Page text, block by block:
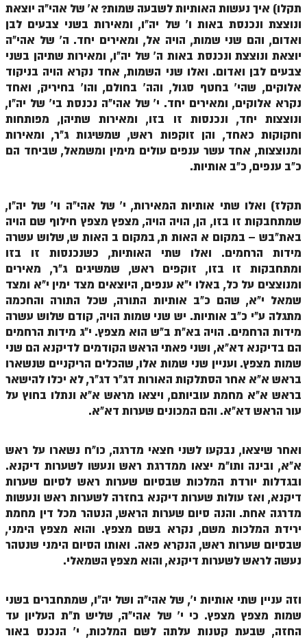
זוהר נשא למתקדמים
זוהר בהעלותך למתקדמים
זוהר שלח לך למתחילים
זוהר שלח לך למתקדמים
זוהר קורח למתחילים
זוהר קורח למתקדמים
חוקת מתקדמים
זוהר בלק למתחילים
זוהר פנחס למתחילים
זוהר פנחס למתקדמים
ספר הזוהר – דברים
זוהר ואתחנן למתחילים
זוהר ואתחנן למתקדמים
זוהר עקב מתחילים
זהר שופטים מתחילים
זהר שופטים מתקדמים
זוהר כי תצא מתחילים
זוהר כי תצא מתקדמים
זוהר וילך השקפה
שידור חי
תקלו) איך נעשות האותיות לשבעה שמות? א' של אהי"ה יוצאת
ונוצצת ונכנסת באות ו' של יה"ו, ומאירות בשני צבעים לבן
ואדום, והם שני שמות, הויה אל, ומאירים יחד. ה' של אהי"ה
יוצאת ונוצצת ונכנסת באות ה' של יה"ו, ומאירות שתיהן בשני
צבעים לבן ואדום. ואלו שני השמות, אחד נקרא הויה בניקוד
אלוקים, שהי' בחטף סגול, והה' בחולם, והו' בחיריק, ואחד
נקרא אלוקים, ומאירים יחד. י' של אהי"ה נכנסת בי' של יה"ו,
ונוצצות יחד, ונכנסות זו בזו, ומאירות שתיהן, מפותחות
וחקוקות כאחד, והן זוקפות ראש, שמשיגות ג"ר, ומאירות
ומנוצצות, אחד עשר ענפים עולים מימין ומשמאל, שביחד הם
כ"ב ענפים, כ"ב אותיות.
תקלז) ואלו שתי אותיות המאירות, י' של אהי"ה וי' של יה"ו,
שמתחבקות זו בזו, הן, הויה הויה, מצפץ מצפץ חילוף שם הויה
באת"בש – במקום א האות ת, במקום ב האות ש, שלוש עשרה
מידות הרחמים. ואלו שתי האותיות, כשנכנסות זו בזו
ומתחבקות זו בזו, זוקפים ראש, שמשיגים ג"ר, מאירים
ומנוצצים על כל, באלו י"א ענפים, היוצאים מצד ימין י"א ומצד
שמאל י"א, שהם כ"ב אותיות התורה, שכל התורה והחכמה
מתגלה ע"י כ"ב אותיות. יש שני שמות הויה, קודם שלוש עשרה
מידות הרחמים. הויה בא"ת ב"ש הוא מצפץ. י"ג מידות הרחמים
הם בדיקנא דא"א, ושני פאתי הראש הקודמים לדיקנא הם שני
שמות מצפץ. ועניין שני שמות אלו, שהכלים הריקניים שנשארו
בראש א"א אחר הסתלקות האורות דג"ר דג"ר, לא יכלו להישאר
בראש א"א מחמת עוביותם, ויצאו מראש א"א ונתלו בחוץ על
עור הראש דא"א. והם המכונים שערות דא"א.
ואחר שיצאו, נבקעו לשני חצאי מדרגה, כו"ח נשארו על ראש
א"א, ובינה ותו"מ יצאו ממדרגת ראש ונעשו לשערות דיקנא.
ובגדלות יורדת המלכות שבסיום שערות ראש לסיום שערות
דיקנא, ואז עולות שערות דיקנא בחזרה לשערות ראש ונעשות
מדרגה אחת. והנה סיום שערות הראש, הנטהר מכל דין מחמת
ירידת המלכות משם, נקרא בשם מצפץ. והוא מצפץ הימני,
שבסיום שערות ראש, הנקרא פאה. ואותו הסיום הימני שנטהר
נעשה לראש לשערות דיקנא, והוא מצפץ השמאלי.
וזה עניין שתי אותיות י', של אהי"ה ושל יה"ו, שמתחברים בשני
שמות מצפץ מצפץ. כי י' של אהי"ה, שליש ת"ת העליון עד
החזה, שבעת קטנות עלתה לשם המלכות, י' הנכנס באור